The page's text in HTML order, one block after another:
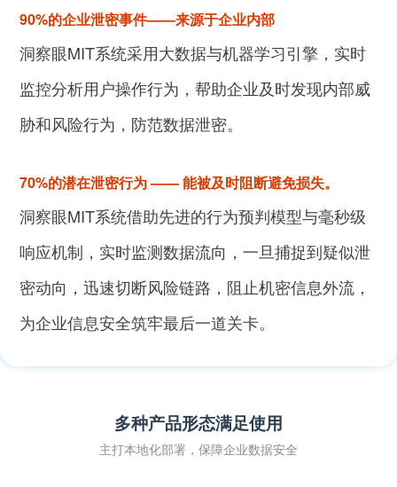
90%的企业泄密事件——来源于企业内部
洞察眼MIT系统采用大数据与机器学习引擎，实时
监控分析用户操作行为，帮助企业及时发现内部威
胁和风险行为，防范数据泄密。
70%的潜在泄密行为 —— 能被及时阻断避免损失。
洞察眼MIT系统借助先进的行为预判模型与毫秒级
响应机制，实时监测数据流向，一旦捕捉到疑似泄
密动向，迅速切断风险链路，阻止机密信息外流，
为企业信息安全筑牢最后一道关卡。
多种产品形态满足使用
主打本地化部署，保障企业数据安全